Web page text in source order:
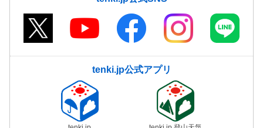
tenki.jp公式アプリ